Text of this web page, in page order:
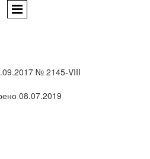
№ 2145-VIII
08.07.2019